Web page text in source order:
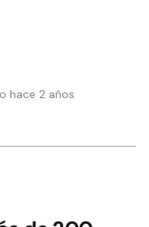
hace 2 años